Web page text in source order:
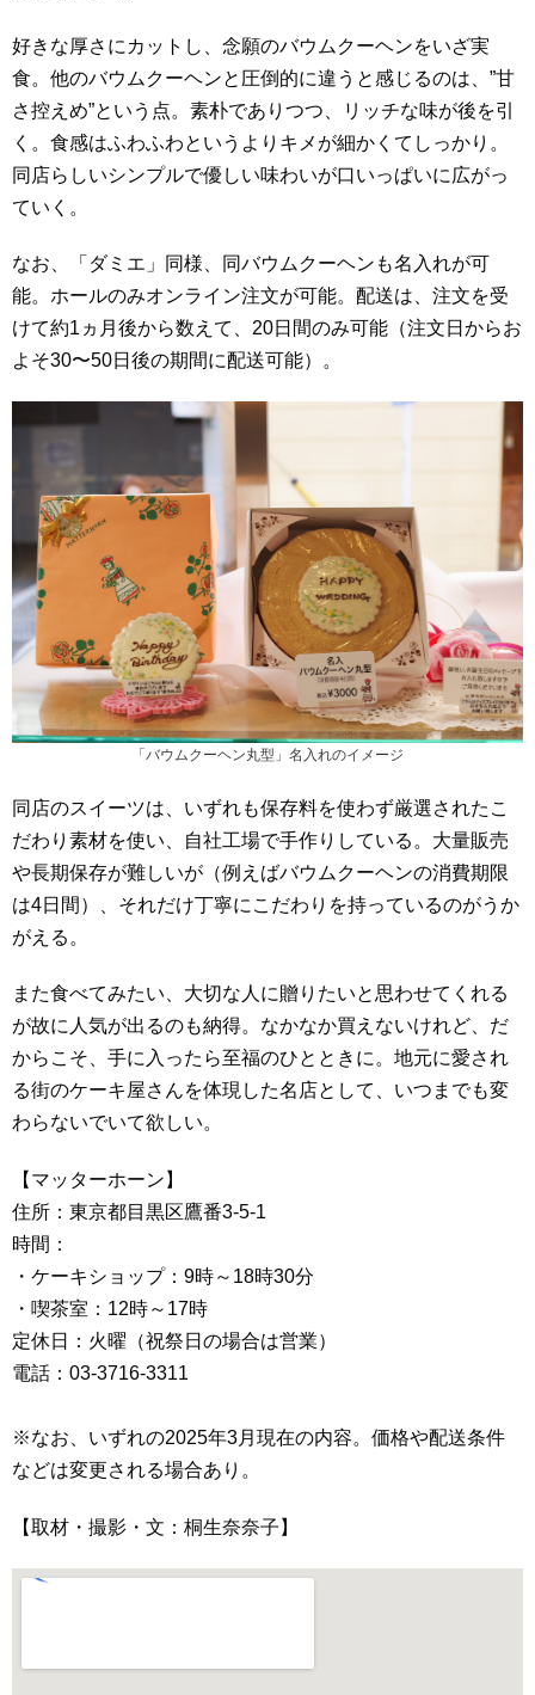
好きな厚さにカットし、念願のバウムクーヘンをいざ実
食。他のバウムクーヘンと圧倒的に違うと感じるのは、”甘
さ控えめ”という点。素朴でありつつ、リッチな味が後を引
く。食感はふわふわというよりキメが細かくてしっかり。
同店らしいシンプルで優しい味わいが口いっぱいに広がっ
ていく。
なお、「ダミエ」同様、同バウムクーヘンも名入れが可
能。ホールのみオンライン注文が可能。配送は、注文を受
けて約1ヵ月後から数えて、20日間のみ可能（注文日からお
よそ30〜50日後の期間に配送可能）。
「バウムクーヘン丸型」名入れのイメージ
同店のスイーツは、いずれも保存料を使わず厳選されたこ
だわり素材を使い、自社工場で手作りしている。大量販売
や長期保存が難しいが（例えばバウムクーヘンの消費期限
は4日間）、それだけ丁寧にこだわりを持っているのがうか
がえる。
また食べてみたい、大切な人に贈りたいと思わせてくれる
が故に人気が出るのも納得。なかなか買えないけれど、だ
からこそ、手に入ったら至福のひとときに。地元に愛され
る街のケーキ屋さんを体現した名店として、いつまでも変
わらないでいて欲しい。
【マッターホーン】
住所：東京都目黒区鷹番3-5-1
時間：
・ケーキショップ：9時～18時30分
・喫茶室：12時～17時
定休日：火曜（祝祭日の場合は営業）
電話：03-3716-3311
※なお、いずれの2025年3月現在の内容。価格や配送条件
などは変更される場合あり。
【取材・撮影・文：桐生奈奈子】